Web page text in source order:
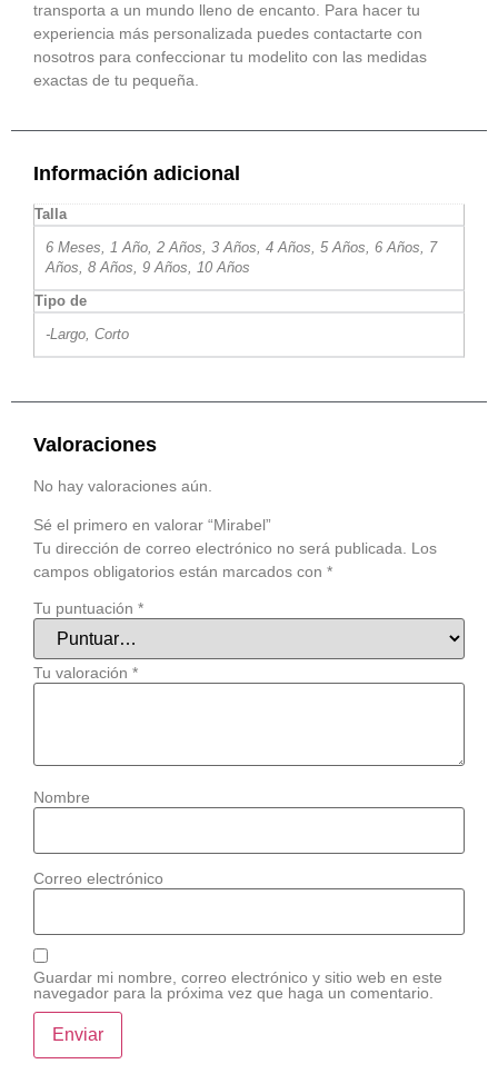
transporta a un mundo lleno de encanto. Para hacer tu
experiencia más personalizada puedes contactarte con
nosotros para confeccionar tu modelito con las medidas
exactas de tu pequeña.
Información adicional
Talla
6 Meses, 1 Año, 2 Años, 3 Años, 4 Años, 5 Años, 6 Años, 7
Años, 8 Años, 9 Años, 10 Años
Tipo de
-Largo, Corto
Valoraciones
No hay valoraciones aún.
Sé el primero en valorar “Mirabel”
Tu dirección de correo electrónico no será publicada. Los
campos obligatorios están marcados con *
Tu puntuación *
Tu valoración *
Nombre
Correo electrónico
Guardar mi nombre, correo electrónico y sitio web en este
navegador para la próxima vez que haga un comentario.